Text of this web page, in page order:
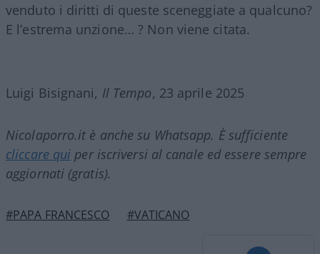
venduto i diritti di queste sceneggiate a qualcuno?
E l’estrema unzione… ? Non viene citata.
Luigi Bisignani, Il Tempo, 23 aprile 2025
Nicolaporro.it è anche su Whatsapp. È sufficiente
cliccare qui per iscriversi al canale ed essere sempre
aggiornati (gratis).
#PAPA FRANCESCO #VATICANO